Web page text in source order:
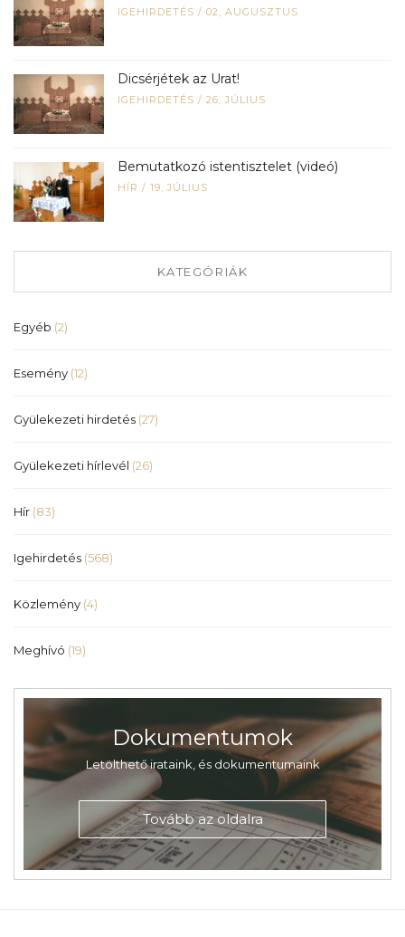
IGEHIRDETÉS / 02, AUGUSZTUS
Dicsérjétek az Urat!
IGEHIRDETÉS / 26, JÚLIUS
Bemutatkozó istentisztelet (videó)
HÍR / 19, JÚLIUS
KATEGÓRIÁK
Egyéb (2)
Esemény (12)
Gyülekezeti hirdetés (27)
Gyülekezeti hírlevél (26)
Hír (83)
Igehirdetés (568)
Közlemény (4)
Meghívó (19)
Dokumentumok
Letölthető irataink, és dokumentumaink
Tovább az oldalra